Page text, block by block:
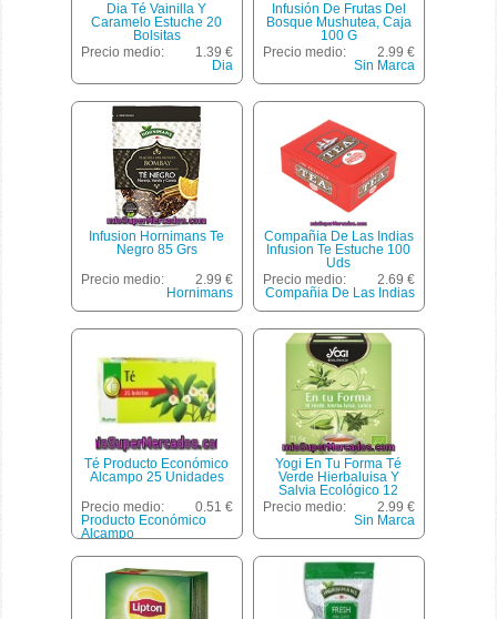
Dia Té Vainilla Y
Caramelo Estuche 20
Bolsitas
Precio medio:
1.39 €
Dia
Infusión De Frutas Del
Bosque Mushutea, Caja
100 G
Precio medio:
2.99 €
Sin Marca
Infusion Hornimans Te
Negro 85 Grs
Precio medio:
2.99 €
Hornimans
Compañia De Las Indias
Infusion Te Estuche 100
Uds
Precio medio:
2.69 €
Compañia De Las Indias
Té Producto Económico
Alcampo 25 Unidades
Precio medio:
0.51 €
Producto Económico
Alcampo
Yogi En Tu Forma Té
Verde Hierbaluisa Y
Salvia Ecológico 12
Bolsitas Estuche 21 G
Precio medio:
2.99 €
Sin Marca